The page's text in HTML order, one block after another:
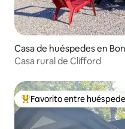
Casa de huéspedes en
Casa rural de Clifford
De los mejores en
Favorito entre